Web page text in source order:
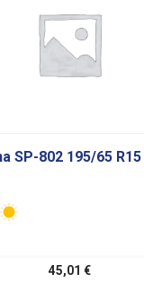
SP-802 195/65 R15
45,01 €